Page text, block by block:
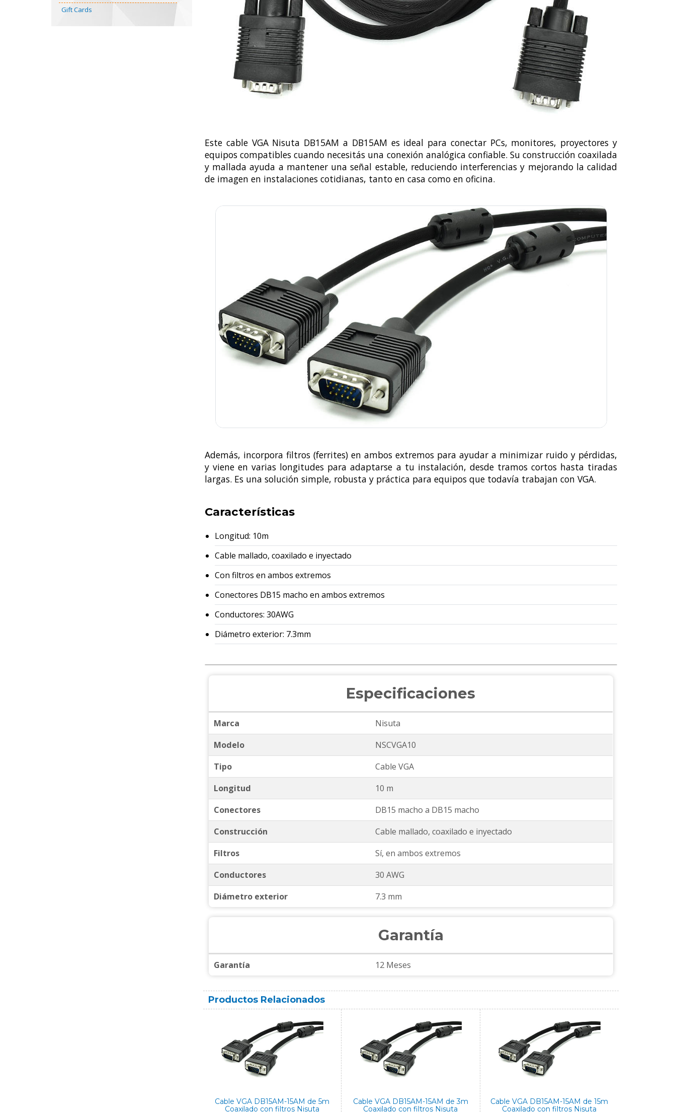
Gift Cards
Este cable VGA Nisuta DB15AM a DB15AM es ideal para conectar PCs, monitores, proyectores y
equipos compatibles cuando necesitás una conexión analógica confiable. Su construcción coaxilada
y mallada ayuda a mantener una señal estable, reduciendo interferencias y mejorando la calidad
de imagen en instalaciones cotidianas, tanto en casa como en oficina.
Además, incorpora filtros (ferrites) en ambos extremos para ayudar a minimizar ruido y pérdidas,
y viene en varias longitudes para adaptarse a tu instalación, desde tramos cortos hasta tiradas
largas. Es una solución simple, robusta y práctica para equipos que todavía trabajan con VGA.
Características
Longitud: 10m
Cable mallado, coaxilado e inyectado
Con filtros en ambos extremos
Conectores DB15 macho en ambos extremos
Conductores: 30AWG
Diámetro exterior: 7.3mm
Especificaciones
Marca
Nisuta
Modelo
NSCVGA10
Tipo
Cable VGA
Longitud
10 m
Conectores
DB15 macho a DB15 macho
Construcción
Cable mallado, coaxilado e inyectado
Filtros
Sí, en ambos extremos
Conductores
30 AWG
Diámetro exterior
7.3 mm
Garantía
Garantía 12 Meses
Productos Relacionados
Cable VGA DB15AM-15AM de 5m
Coaxilado con filtros Nisuta
Cable VGA DB15AM-15AM de 3m
Coaxilado con filtros Nisuta
Cable VGA DB15AM-15AM de 15m
Coaxilado con filtros Nisuta